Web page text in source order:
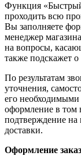
Функция «Быстрый
проходить всю
Вы заполняете
менеджер
на вопросы,
также подскажет
По результатам
уточнения,
его необходимыми
оформление в том
подтверждение
доставки.
Оформление